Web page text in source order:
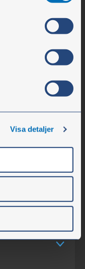
längst ned till
Visa detaljer